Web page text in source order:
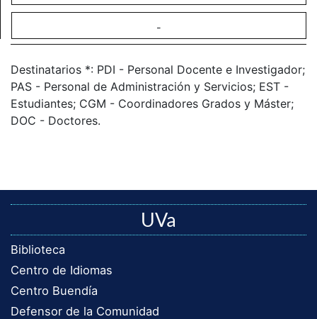
-
Destinatarios *: PDI - Personal Docente e Investigador;
PAS - Personal de Administración y Servicios; EST -
Estudiantes; CGM - Coordinadores Grados y Máster;
DOC - Doctores.
UVa
Biblioteca
Centro de Idiomas
Centro Buendía
Defensor de la Comunidad